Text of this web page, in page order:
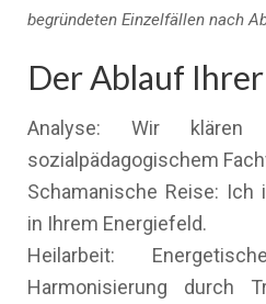
begründeten Einzelfällen nach
Der Ablauf
Analyse: Wir
sozialpädagogischem
Schamanische Reise: Ich
in Ihrem Energiefeld.
Heilarbeit:
Harmonisierung durch